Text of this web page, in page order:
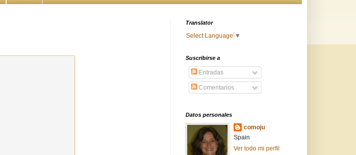
Translator
Select Language ▼
Suscribirse a
Entradas
Comentarios
Datos personales
comoju
Spain
Ver todo mi perfil